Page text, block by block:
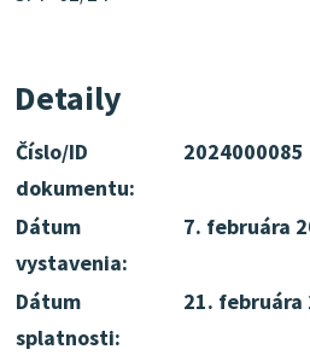
Detaily
Číslo/ID
dokumentu:
2024000085
Dátum
vystavenia:
7. februára
Dátum
splatnosti:
21. februára